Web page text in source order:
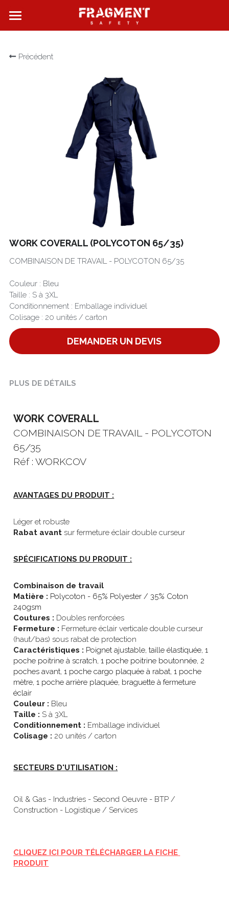
FRAGMENT SAFETY
QUI SOMMES NOUS ?
NOS BOUTIQUES
Rechercher
Português
Précédent
WORK COVERALL (POLYCOTON 65/35)
COMBINAISON DE TRAVAIL - POLYCOTON 65/35
Couleur : Bleu
Taille : S à 3XL
Conditionnement : Emballage individuel
Colisage : 20 unités / carton
DEMANDER UN DEVIS
PLUS DE DÉTAILS
WORK COVERALL
COMBINAISON DE TRAVAIL - POLYCOTON
65/35
Réf : WORKCOV
AVANTAGES DU PRODUIT :
Léger et robuste
Rabat avant sur fermeture éclair double curseur
SPÉCIFICATIONS DU PRODUIT :
Combinaison de travail
Matière : Polycoton - 65% Polyester / 35% Coton
240gsm
Coutures : Doubles renforcées
Fermeture : Fermeture éclair verticale double curseur
(haut/bas) sous rabat de protection
Caractéristiques : Poignet ajustable, taille élastiquée, 1
poche poitrine à scratch, 1 poche poitrine boutonnée, 2
poches avant, 1 poche cargo plaquée à rabat, 1 poche
mètre, 1 poche arrière plaquée, braguette à fermeture
éclair
Couleur : Bleu
Taille : S à 3XL
Conditionnement : Emballage individuel
Colisage : 20 unités / carton
SECTEURS D'UTILISATION :
Oil & Gas - Industries - Second Oeuvre - BTP /
Construction - Logistique / Services
CLIQUEZ ICI POUR TÉLÉCHARGER LA FICHE
PRODUIT